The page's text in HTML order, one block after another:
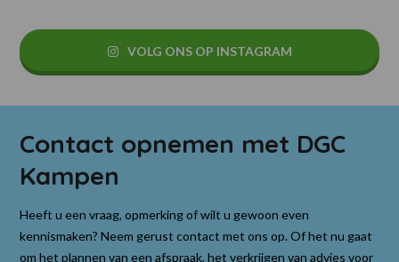
VOLG ONS OP INSTAGRAM
Contact opnemen met DGC
Kampen
Heeft u een vraag, opmerking of wilt u gewoon even
kennismaken? Neem gerust contact met ons op. Of het nu gaat
om het plannen van een afspraak, het verkrijgen van advies voor